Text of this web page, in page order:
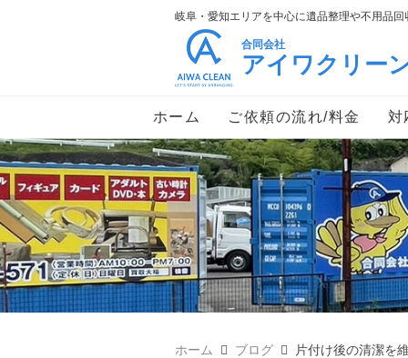
岐阜・愛知エリアを中心に遺品整理や不用品
合同会社
アイワクリー
ホーム ご依頼の流れ/料金 対
ホーム ブログ 片付け後の清潔を